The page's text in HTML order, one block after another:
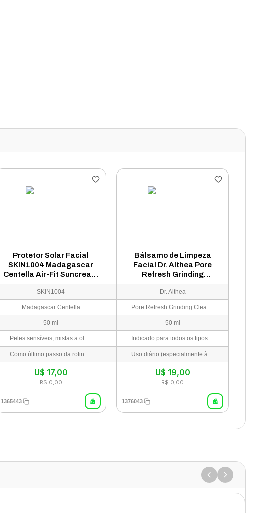
Protetor Solar Facial
SKIN1004 Madagascar
Centella Air-Fit Suncream
Light FPS 50+ 50ml
Bálsamo de Limpeza
Facial Dr. Althea Pore
Refresh Grinding
Cleansing Balm 50ml
SKIN1004 Dr. Althea
Madagascar Centella Pore Refresh Grinding Cleansing
50 ml 50 ml
Peles sensíveis, mistas a oleosas, ou para quem busca um protetor solar físico leve e sem sensação pegajosa. Indicado para todos os tipos de pele, incluindo peles sensíveis, acnéticas ou com poros obstruídos que necessitam de uma limpeza profunda e higiênica sem irritações.
Como último passo da rotina de cuidados pela manhã, aplique uma quantidade generosa uniformemente no rosto, pescoço e áreas expostas ao sol. Reaplique a cada 2-3 horas ou conforme necessário. Uso diário (especialmente à noite como primeiro passo da dupla limpeza). Gire a embalagem no sentido horário para dispensar a quantidade desejada do produto moído/raciocinado de forma higiênica. Aplique no rosto seco e massageie suavemente para derreter a maquiagem e o protetor solar. Adicione um pouco de água morna para emulsionar e enxágue bem.
U$ 17,00
R$ 0,00
U$ 19,00
R$ 0,00
1365443 1376043